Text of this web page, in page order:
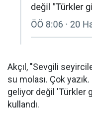
Akçıl, "Sevgili
su molası. Çok
geliyor değil 'Türkler
kullandı.